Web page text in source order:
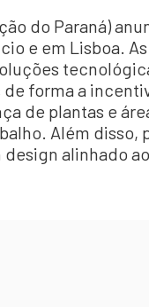
do Paraná)
e em Lisboa.
forma a
de plantas e
Além disso,
alinhado